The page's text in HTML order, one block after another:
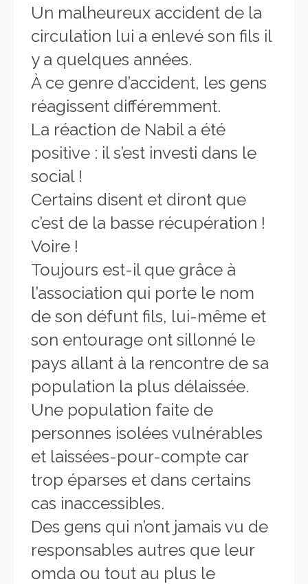
Un malheureux accident de la
circulation lui a enlevé son fils il
y a quelques années.
À ce genre d’accident, les gens
réagissent différemment.
La réaction de Nabil a été
positive : il s’est investi dans le
social !
Certains disent et diront que
c’est de la basse récupération !
Voire !
Toujours est-il que grâce à
l’association qui porte le nom
de son défunt fils, lui-même et
son entourage ont sillonné le
pays allant à la rencontre de sa
population la plus délaissée.
Une population faite de
personnes isolées vulnérables
et laissées-pour-compte car
trop éparses et dans certains
cas inaccessibles.
Des gens qui n’ont jamais vu de
responsables autres que leur
omda ou tout au plus le